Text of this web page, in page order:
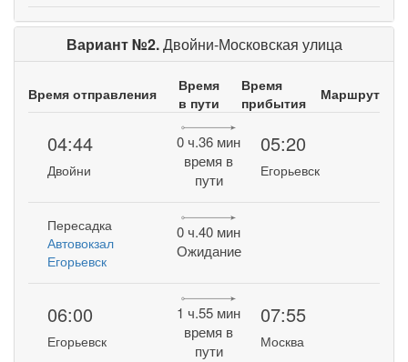
Вариант №2.Двойни-Московская улица
Время отправления
Время
в пути
Время
прибытия
Маршрут
04:44
Двойни
0 ч.36 мин
время в
пути
05:20
Егорьевск
Пересадка
Автовокзал
Егорьевск
0 ч.40 мин
Ожидание
06:00
Егорьевск
1 ч.55 мин
время в
пути
07:55
Москва